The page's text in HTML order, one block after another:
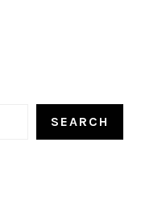
SEARCH